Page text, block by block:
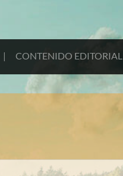
| CONTENIDO EDITORIAL